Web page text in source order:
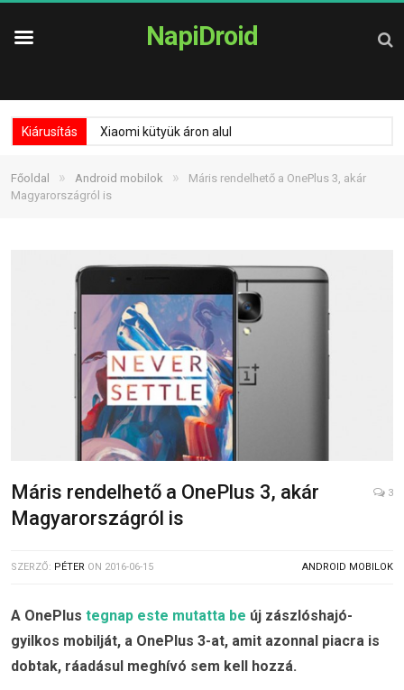
NapiDroid
Kiárusítás Xiaomi kütyük áron alul
Főoldal » Android mobilok »
Máris rendelhető a OnePlus 3, akár
Magyarországról is
Máris rendelhető a OnePlus 3, akár
Magyarországról is
3
SZERZŐ: PÉTER ON 2016-06-15 ANDROID MOBILOK
A OnePlus tegnap este mutatta be új zászlóshajó-
gyilkos mobilját, a OnePlus 3-at, amit azonnal piacra is
dobtak, ráadásul meghívó sem kell hozzá.